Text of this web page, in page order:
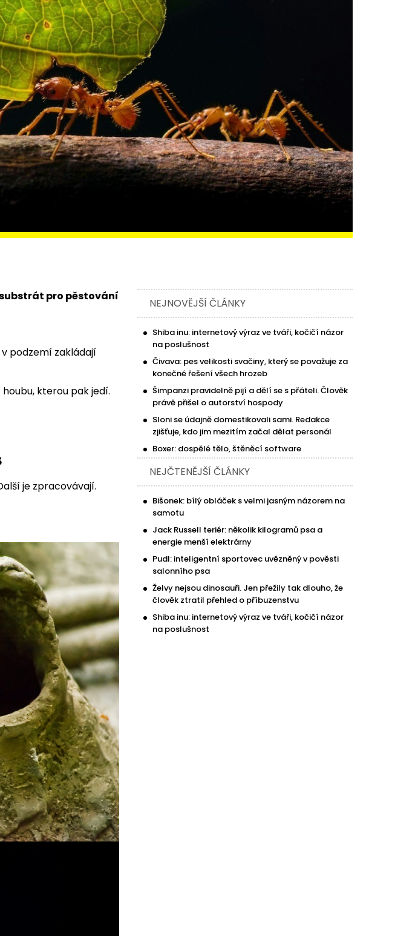
pro pěstování
podzemí zakládají
kterou pak jedí.
je zpracovávají.
NEJNOVĚJŠÍ ČLÁNKY
Shiba inu: internetový výraz ve tváři, kočičí názor
na poslušnost
Čivava: pes velikosti svačiny, který se považuje za
konečné řešení všech hrozeb
Šimpanzi pravidelně pijí a dělí se s přáteli. Člověk
právě přišel o autorství hospody
Sloni se údajně domestikovali sami. Redakce
zjišťuje, kdo jim mezitím začal dělat personál
Boxer: dospělé tělo, štěněcí software
NEJČTENĚJŠÍ ČLÁNKY
Bišonek: bílý obláček s velmi jasným názorem na
samotu
Jack Russell teriér: několik kilogramů psa a
energie menší elektrárny
Pudl: inteligentní sportovec uvězněný v pověsti
salonního psa
Želvy nejsou dinosauři. Jen přežily tak dlouho, že
člověk ztratil přehled o příbuzenstvu
Shiba inu: internetový výraz ve tváři, kočičí názor
na poslušnost